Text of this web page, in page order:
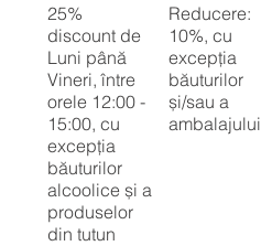
25%
discount de
Luni până
Vineri, între
orele 12:00 -
15:00, cu
excepția
băuturilor
alcoolice și a
produselor
din tutun
Reducere:
10%, cu
excepția
băuturilor
și/sau a
ambalajului